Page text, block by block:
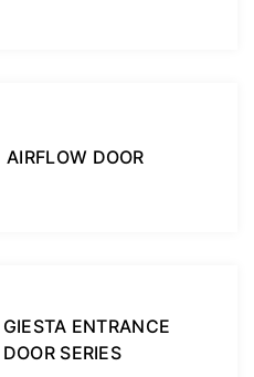
AIRFLOW DOOR
GIESTA ENTRANCE
DOOR SERIES